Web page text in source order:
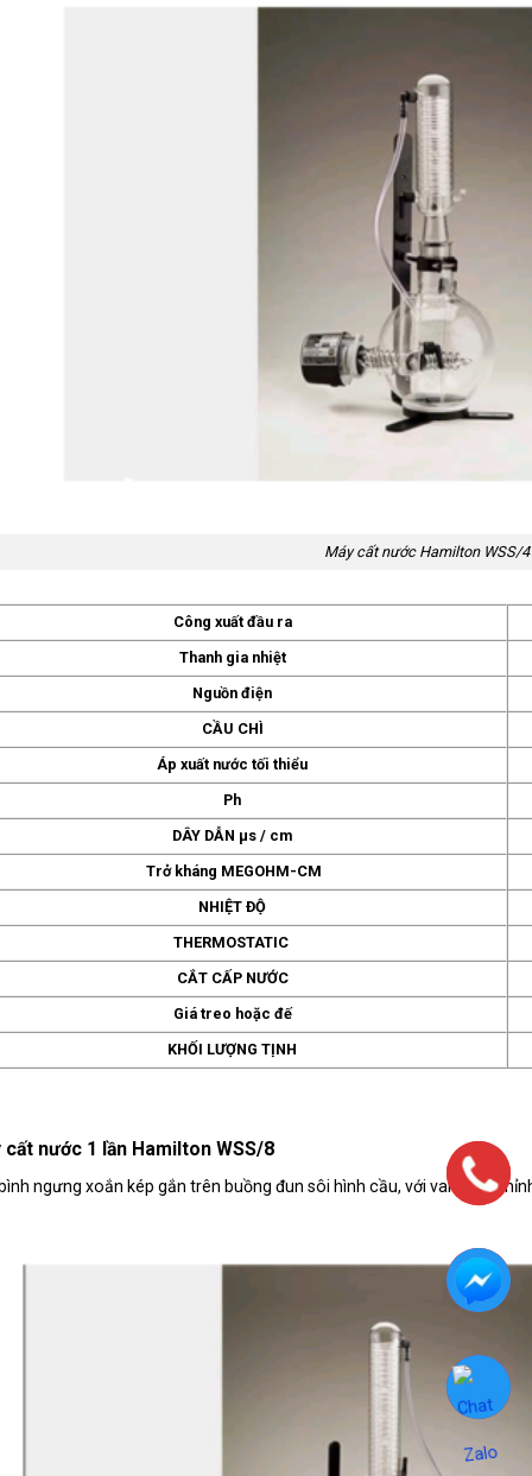
Máy cất nước Hamilton WSS/4
Công xuất đầu ra
Thanh gia nhiệt
Nguồn điện
CẦU CHÌ
Áp xuất nước tối thiểu
Ph
DÂY DẪN µs / cm
Trở kháng MEGOHM-CM
NHIỆT ĐỘ
THERMOSTATIC
CẮT CẤP NƯỚC
Giá treo hoặc đế
KHỐI LƯỢNG TỊNH
cất nước 1 lần Hamilton WSS/8
ngưng xoắn kép gắn trên buồng đun sôi hình cầu, với van điều